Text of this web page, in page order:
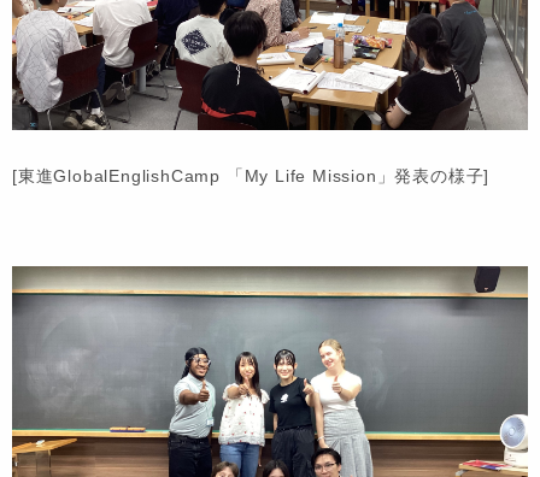
[東進GlobalEnglishCamp 「My Life Mission」発表の様子]